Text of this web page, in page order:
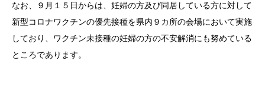
なお、９月１５日からは、妊婦の方及び同居している方に対して
新型コロナワクチンの優先接種を県内９カ所の会場において実施
しており、ワクチン未接種の妊婦の方の不安解消にも努めている
ところであります。